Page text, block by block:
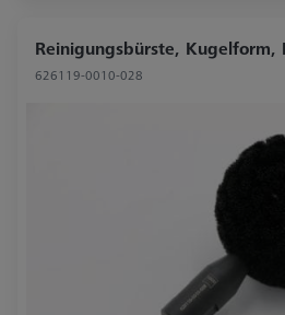
Reinigungsbürste, Kugelform,
626119-0010-028